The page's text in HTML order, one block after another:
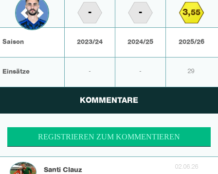
- - 3,55
Saison 2023/24 2024/25 2025/26
Einsätze - - 29
KOMMENTARE
REGISTRIEREN ZUM KOMMENTIEREN
Santi Clauz 02.06.26